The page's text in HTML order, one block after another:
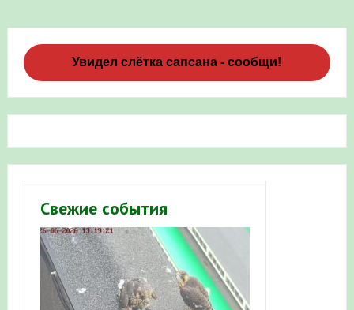
Увидел слётка сапсана - сообщи!
Свежие события